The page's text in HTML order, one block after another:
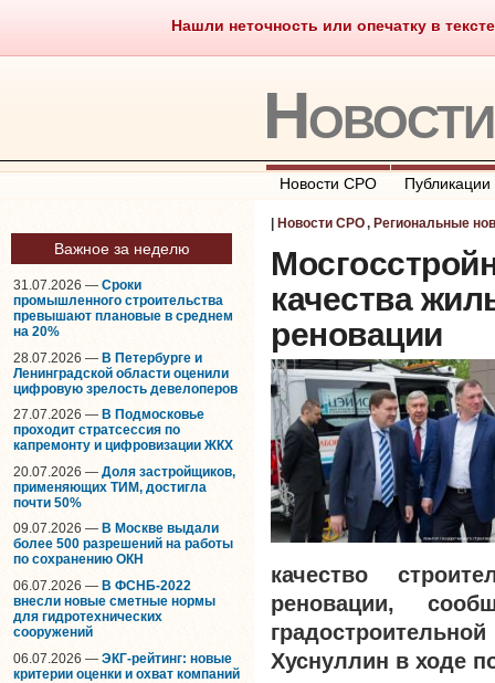
Нашли неточность или опечатку в
Саморегулирование Что
Новости СРО Публикации
Важное за неделю
31.07.2026 — Сроки
промышленного строительства
превышают плановые в среднем
на 20%
28.07.2026 — В Петербурге и
Ленинградской области оценили
цифровую зрелость девелоперов
27.07.2026 — В Подмосковье
проходит стратсессия по
капремонту и цифровизации ЖКХ
20.07.2026 — Доля застройщиков,
применяющих ТИМ, достигла
почти 50%
09.07.2026 — В Москве выдали
более 500 разрешений на работы
по сохранению ОКН
06.07.2026 — В ФСНБ-2022
внесли новые сметные нормы
для гидротехнических
сооружений
06.07.2026 — ЭКГ-рейтинг: новые
критерии оценки и охват компаний
Новости СРО, Региональные
качества
реновации
качество
реновации,
Хуснуллин в ходе